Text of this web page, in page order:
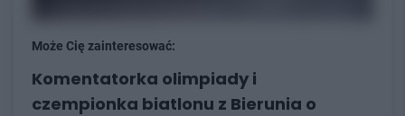
Może Cię zainteresować:
Komentatorka olimpiady i
czempionka biatlonu z Bierunia o